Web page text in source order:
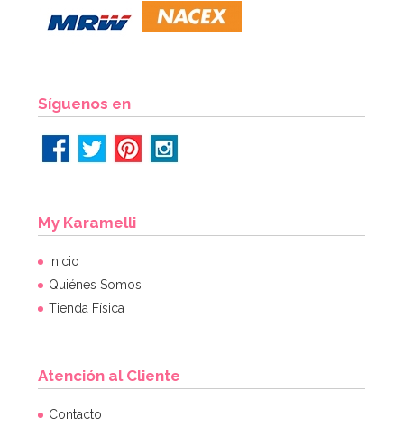
12,95€
Set de 4 Moldes de silicona Huevo
Síguenos en
My Karamelli
Inicio
Quiénes Somos
Tienda Física
Atención al Cliente
Contacto